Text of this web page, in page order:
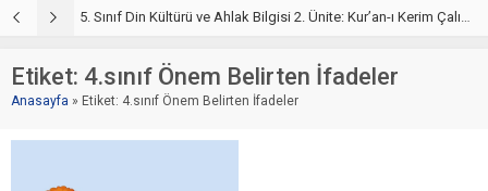
5. Sınıf Kur’an-ı Kerim ve Temel Özellikleri Testi – Online Çöz
Etiket: 4.sınıf Önem Belirten İfadeler
Anasayfa » Etiket: 4.sınıf Önem Belirten İfadeler